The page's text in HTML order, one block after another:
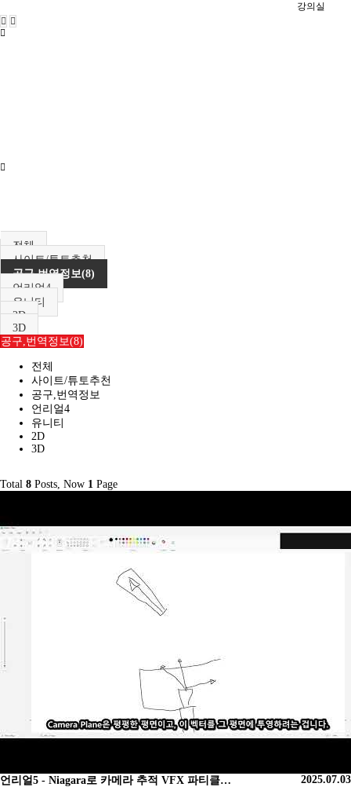
강의실
전체
사이트/튜토추천
공구,번역정보(8)
언리얼4
유니티
2D
3D
공구,번역정보(8)
전체
사이트/튜토추천
공구,번역정보
언리얼4
유니티
2D
3D
Total 8 Posts, Now 1 Page
2025.07.03
언리얼5 - Niagara로 카메라 추적 VFX 파티클…